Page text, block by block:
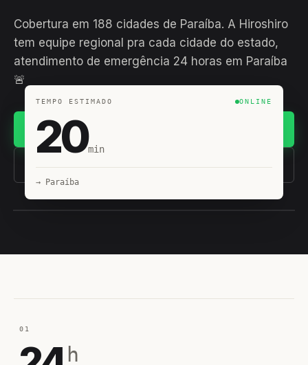
Cobertura em 188 cidades de Paraíba. A Hiroshiro
tem equipe regional pra cada cidade do estado,
atendimento de emergência 24 horas em Paraíba
🚨
(11) 93407-8838
TEMPO ESTIMADO ONLINE
20min
→ Paraíba
01
h